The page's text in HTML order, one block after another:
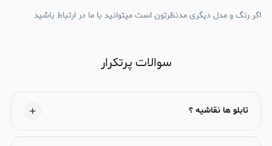
اگر رنگ و مدل دیگری مدنظرتون است میتوانید با ما در ارتباط باشید
سوالات پرتکرار
تابلو ها نقاشیه ؟